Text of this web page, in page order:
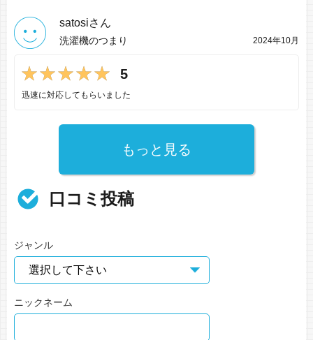
satosiさん
洗濯機のつまり 2024年10月
5
迅速に対応してもらいました
もっと見る
口コミ投稿
ジャンル
ニックネーム